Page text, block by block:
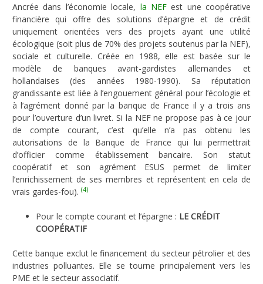
Ancrée dans l’économie locale, la NEFest une coopérative
financière qui offre des solutions d’épargne et de crédit
uniquement orientées vers des projets ayant une utilité
écologique (soit plus de 70% des projets soutenus par la NEF),
sociale et culturelle. Créée en 1988, elle est basée sur le
modèle de banques avant-gardistes allemandes et
hollandaises (des années 1980-1990). Sa réputation
grandissante est liée à l’engouement général pour l’écologie et
à l’agrément donné par la banque de France il y a trois ans
pour l’ouverture d’un livret. Si la NEF ne propose pas à ce jour
de compte courant, c’est qu’elle n’a pas obtenu les
autorisations de la Banque de France qui lui permettrait
d’officier comme établissement bancaire. Son statut
coopératif et son agrément ESUS permet de limiter
l’enrichissement de ses membres et représentent en cela de
vrais gardes-fou). (4)
Pour le compte courant et l’épargne : LE CRÉDIT
COOPÉRATIF
Cette banque exclut le financement du secteur pétrolier et des
industries polluantes. Elle se tourne principalement vers les
PME et le secteur associatif.